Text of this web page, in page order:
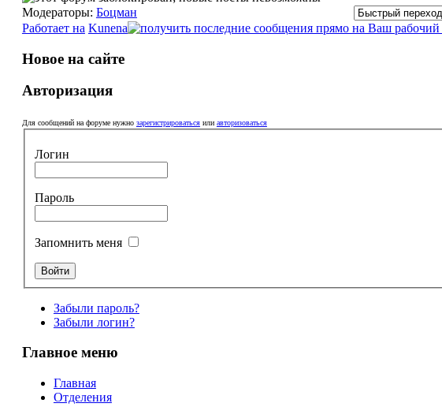
Модераторы: Боцман
Работает на Kunena
Новое на сайте
Авторизация
Для сообщений на форуме нужно зарегистрироватьсяили авторизоваться
Логин
Пароль
Запомнить меня
Забыли пароль?
Забыли логин?
Главное меню
Главная
Отделения